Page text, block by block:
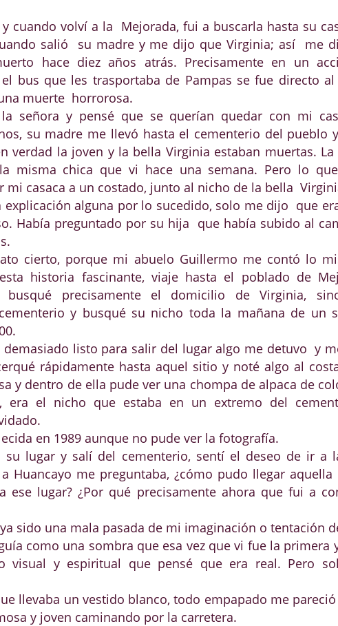
y cuando volví a la Mejorada, fui a buscarla hasta su
salió su madre y me dijo que Virginia; así me
hace diez años atrás. Precisamente en un
bus que les trasportaba de Pampas se fue directo al
muerte horrorosa.
señora y pensé que se querían quedar con mi
su madre me llevó hasta el cementerio del pueblo
verdad la joven y la bella Virginia estaban muertas.
misma chica que vi hace una semana. Pero lo
mi casaca a un costado, junto al nicho de la bella
explicación alguna por lo sucedido, solo me dijo que
Había preguntado por su hija que había subido al
cierto, porque mi abuelo Guillermo me contó lo
historia fascinante, viaje hasta el poblado de
busqué precisamente el domicilio de Virginia,
y busqué su nicho toda la mañana de un
demasiado listo para salir del lugar algo me detuvo y
rápidamente hasta aquel sitio y noté algo al
y dentro de ella pude ver una chompa de alpaca de
era el nicho que estaba en un extremo del
en 1989 aunque no pude ver la fotografía.
su lugar y salí del cementerio, sentí el deseo de ir a
Huancayo me preguntaba, ¿cómo pudo llegar aquella
ese lugar? ¿Por qué precisamente ahora que fui a
sido una mala pasada de mi imaginación o tentación
como una sombra que esa vez que vi fue la primera
visual y espiritual que pensé que era real. Pero
llevaba un vestido blanco, todo empapado me
y joven caminando por la carretera.